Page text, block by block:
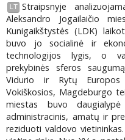
LT Straipsnyje
Aleksandro Jogailaičio
Kunigaikštystės (LDK)
buvo jo socialinė ir
technologijos lygis, o
prekybinės sferos
Vidurio ir Rytų
Vokiškosios, Magdeburgo
miestas buvo
administracinis, amatų ir
reziduoti valdovo